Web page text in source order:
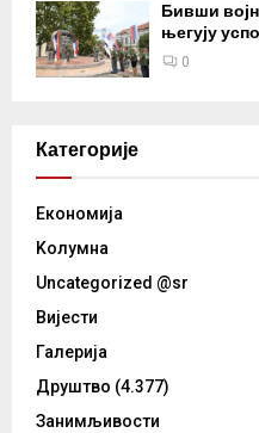
Бивши
његују
0
Категорије
Eкономија
Kолумнa
Uncategorized @sr
Вијести
Галерија
Друштво (4.377)
Занимљивости